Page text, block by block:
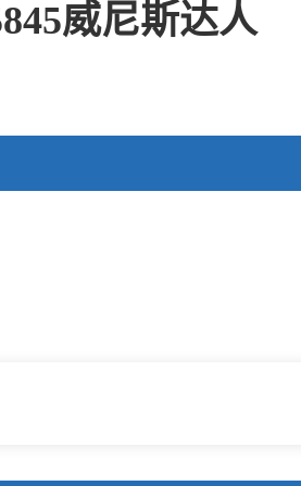
威尼斯达人